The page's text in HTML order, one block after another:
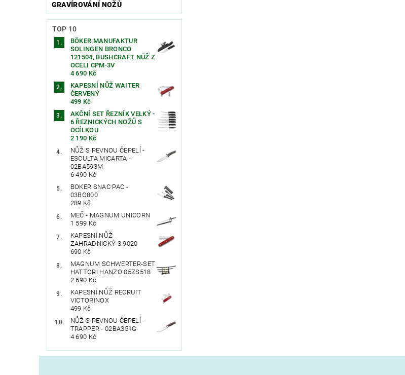
GRAVÍROVÁNÍ NOŽŮ
TOP 10
BÖKER MANUFAKTUR
SOLINGEN BRONCO
121504, BUSHCRAFT NŮŽ Z
OCELI CPM-3V
4 690 Kč
KAPESNÍ NŮŽ WAITER
ČERVENÝ
499 Kč
AKČNÍ SET ŘEZNÍK VELKÝ -
6 ŘEZNICKÝCH NOŽŮ S
OCÍLKOU
2 190 Kč
NŮŽ S PEVNOU ČEPELÍ -
ESCULTA MICARTA -
02BA593M
6 490 Kč
BOKER SNAC PAC -
03BO800
289 Kč
MEČ - MAGNUM UNICORN
1 599 Kč
KAPESNÍ NŮŽ
ZAHRADNICKÝ 3.9020
690 Kč
MAGNUM SCHWERTER-SET
HATTORI HANZO 05ZS518
2 690 Kč
KAPESNÍ NŮŽ RECRUIT
VICTORINOX
499 Kč
NŮŽ S PEVNOU ČEPELÍ -
TRAPPER - 02BA351G
4 690 Kč